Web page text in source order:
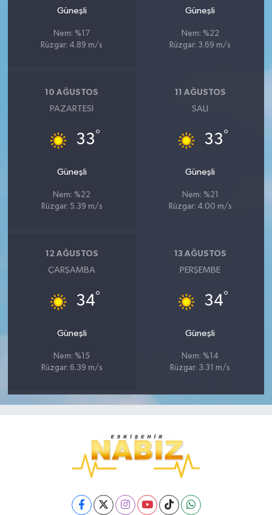
Güneşli
Nem: %17
Rüzgar: 4.89 m/s
Güneşli
Nem: %22
Rüzgar: 3.69 m/s
10 AĞUSTOS
PAZARTESI
33°
Güneşli
Nem: %22
Rüzgar: 5.39 m/s
11 AĞUSTOS
SALI
33°
Güneşli
Nem: %21
Rüzgar: 4.00 m/s
12 AĞUSTOS
ÇARŞAMBA
34°
Güneşli
Nem: %15
Rüzgar: 6.39 m/s
13 AĞUSTOS
PERŞEMBE
34°
Güneşli
Nem: %14
Rüzgar: 3.31 m/s